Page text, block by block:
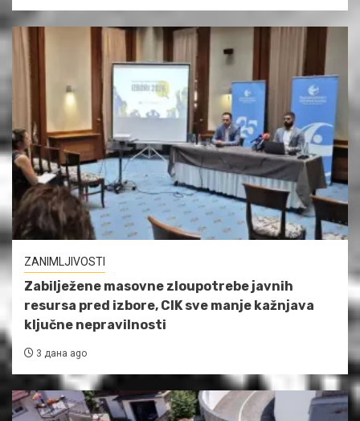
ZANIMLJIVOSTI
Zabilježene masovne zloupotrebe javnih
resursa pred izbore, CIK sve manje kažnjava
ključne nepravilnosti
3 дана ago